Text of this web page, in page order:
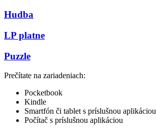
Hudba
LP platne
Puzzle
Prečítate na zariadeniach:
Pocketbook
Kindle
Smartfón či tablet s príslušnou aplikáciou
Počítač s príslušnou aplikáciou